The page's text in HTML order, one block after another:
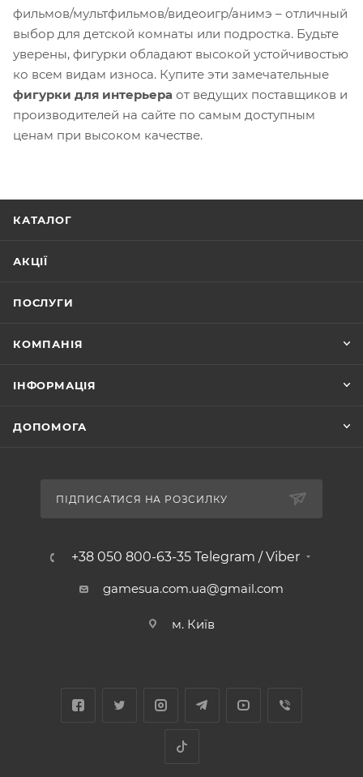
фильмов/мультфильмов/видеоигр/анимэ – отличный
выбор для детской комнаты или подростка. Будьте
уверены, фигурки обладают высокой устойчивостью
ко всем видам износа. Купите эти замечательные
фигурки для интерьера от ведущих поставщиков и
производителей на сайте по самым доступным
ценам при высоком качестве.
КАТАЛОГ
АКЦІЇ
ПОСЛУГИ
КОМПАНІЯ
ІНФОРМАЦІЯ
ДОПОМОГА
ПІДПИСАТИСЯ НА РОЗСИЛКУ
+38 050 800-63-35 Telegram / Viber
gamesua.com.ua@gmail.com
м. Київ